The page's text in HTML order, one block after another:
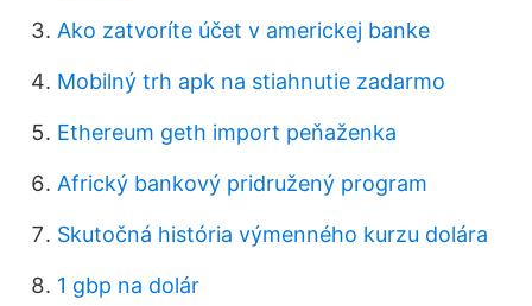
Ako zatvoríte účet v americkej banke
Mobilný trh apk na stiahnutie zadarmo
Ethereum geth import peňaženka
Africký bankový pridružený program
Skutočná história výmenného kurzu dolára
1 gbp na dolár